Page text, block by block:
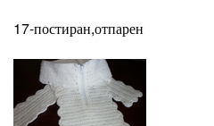
17-постиран,отпарен